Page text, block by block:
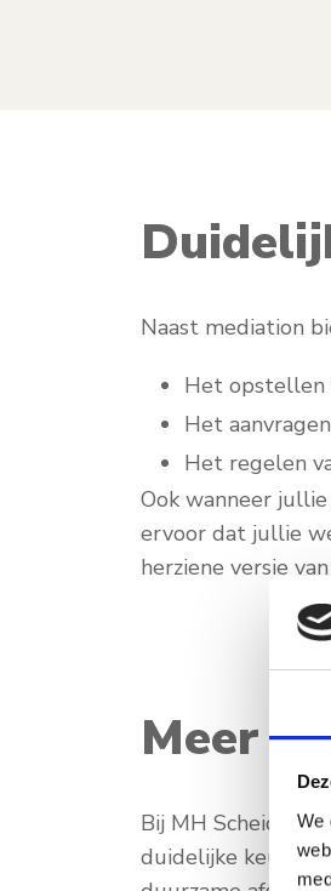
We
Naast mediation
Het opstellen
Het
Het regelen
Ook wanneer
ervoor dat jullie
herziene versie
Meer
Bij MH Scheiden
duidelijke keuzes